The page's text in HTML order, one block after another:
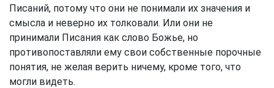
Писаний, потому что они не понимали их значения и
смысла и неверно их толковали. Или они не
принимали Писания как слово Божье, но
противопоставляли ему свои собственные порочные
понятия, не желая верить ничему, кроме того, что
могли видеть.